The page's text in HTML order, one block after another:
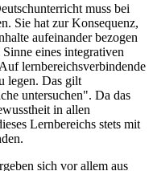
muss bei
Sie hat zur Konsequenz,
aufeinander bezogen
eines integrativen
lernbereichsverbindende
legen. Das gilt
untersuchen". Da das
in allen
Lernbereichs stets mit
sich vor allem aus